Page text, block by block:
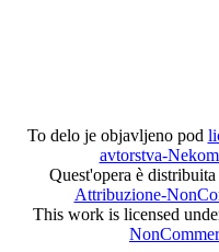
To delo je objavljeno pod
avtorstva-
Quest'opera è distribuita
Attribuzione-
This work is licensed